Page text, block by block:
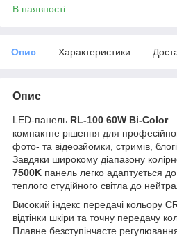
В наявності
Опис Характеристики
Опис
LED-панель RL-100 60W Bi-Color—
компактне рішення для
фото- та відеозйомки, стримів,
Завдяки широкому діапазону
7500K панель легко адаптується
теплого студійного світла до
Високий індекс передачі кольору
відтінки шкіри та точну передачу
Плавне безступінчасте